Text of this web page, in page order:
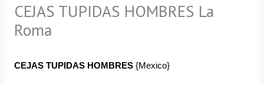
CEJAS TUPIDAS HOMBRES La
Roma
CEJAS TUPIDAS HOMBRES {Mexico}